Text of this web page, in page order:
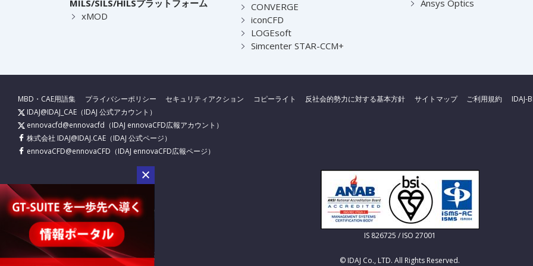
MILS/SILS/HILSプラットフォーム
xMOD
CONVERGE
iconCFD
LOGEsoft
Simcenter STAR-CCM+
Ansys Optics
MBD・CAE用語集 プライバシーポリシー セキュリティアクション コピーライト 反社会的勢力に対する基本方針 サイトマップ ご利用規約
IDAJ-
IDAJ@IDAJ_CAE （IDAJ 公式アカウント）
ennovacfd@ennovacfd （IDAJ ennovaCFD広報アカウント）
株式会社 IDAJ@IDAJ.CAE （IDAJ 公式ページ）
ennovaCFD@ennovaCFD （IDAJ ennovaCFD広報ページ）
IS 826725 / ISO 27001
© IDAJ Co., LTD. All Rights Reserved.